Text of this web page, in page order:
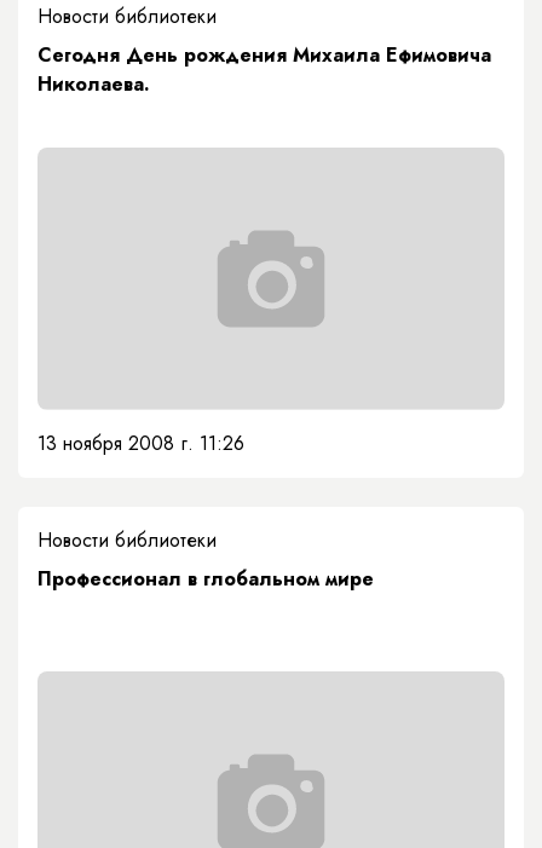
Новости библиотеки
Сегодня День рождения Михаила Ефимовича
Николаева.
13 ноября 2008 г. 11:26
Новости библиотеки
Профессионал в глобальном мире